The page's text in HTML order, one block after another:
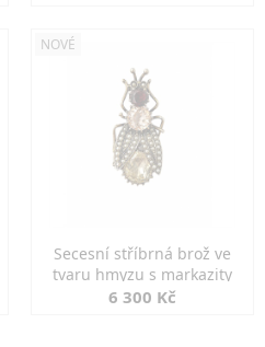
NOVÉ
Secesní stříbrná brož ve
tvaru hmyzu s markazity
6 300 Kč